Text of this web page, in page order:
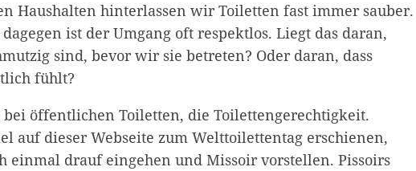
Haushalten hinterlassen wir Toiletten fast immer sauber.
ist der Umgang oft respektlos. Liegt das daran,
sind, bevor wir sie betreten? Oder daran, dass
fühlt?
öffentlichen Toiletten, die Toilettengerechtigkeit.
auf dieser Webseite zum Welttoilettentag erschienen,
einmal drauf eingehen und Missoir vorstellen. Pissoirs